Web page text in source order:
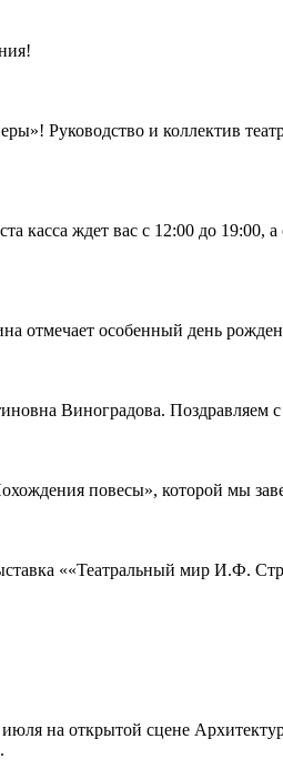
Руководство и коллектив
касса ждет вас с 12:00 до
отмечает особенный день
Виноградова. Поздравляем
повесы», которой мы
««Театральный мир И.Ф.
на открытой сцене